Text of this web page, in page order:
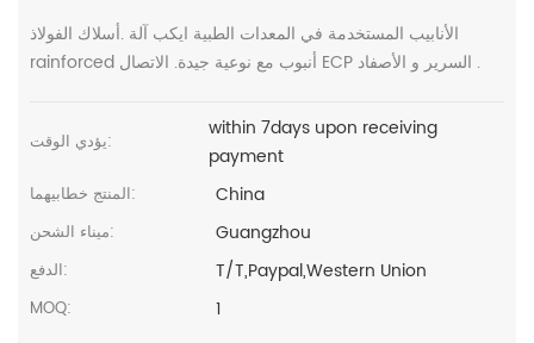
الأنابيب المستخدمة في المعدات الطبية ايكب آلة .أسلاك الفولاذ
rainforced أنبوب مع نوعية جيدة. الاتصال ECP السرير و الأصفاد .
يؤدي الوقت:
within 7days upon receiving
payment
المنتج خطابيهما: China
ميناء الشحن: Guangzhou
الدفع: T/T,Paypal,Western Union
MOQ: 1